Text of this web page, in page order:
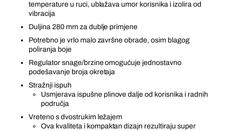
temperature u ruci, ublažava umor korisnika i izolira od
vibracija
Duljina 280 mm za dublje primjene
Potrebno je vrlo malo završne obrade, osim blagog
poliranja boje
Regulator snage/brzine omogućuje jednostavno
podešavanje broja okretaja
Stražnji ispuh
Usmjerava ispušne plinove dalje od korisnika i radnih
područja
Vreteno s dvostrukim ležajem
Ova kvaliteta i kompaktan dizajn rezultiraju super